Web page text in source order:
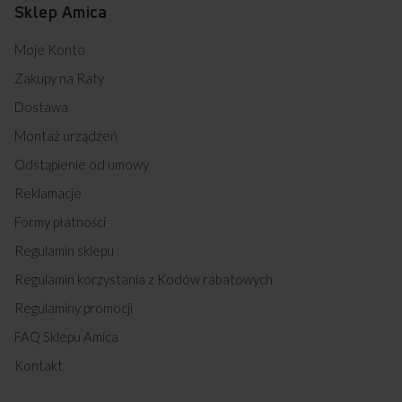
Sklep Amica
Moje Konto
Zakupy na Raty
Dostawa
Montaż urządzeń
Odstąpienie od umowy
Reklamacje
Formy płatności
Regulamin sklepu
Regulamin korzystania z Kodów rabatowych
Regulaminy promocji
FAQ Sklepu Amica
Kontakt